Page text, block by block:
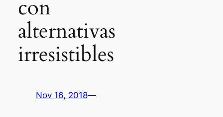
con
alternativas
irresistibles
Nov 16, 2018—